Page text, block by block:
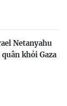
Netanyahu
khỏi Gaza